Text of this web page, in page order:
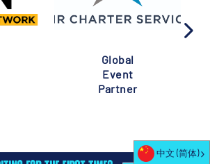
Global
Event
Partner
中文 (简体)